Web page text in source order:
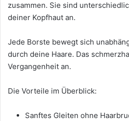
zusammen. Sie sind
deiner Kopfhaut an.
Jede Borste bewegt sich
durch deine Haare. Das
Vergangenheit an.
Die Vorteile im Überblick:
Sanftes Gleiten ohne